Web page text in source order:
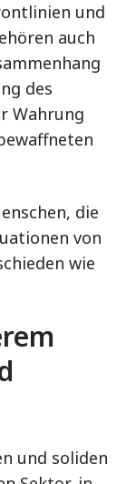
und
auch
des
Wahrung
die
von
wie
und soliden